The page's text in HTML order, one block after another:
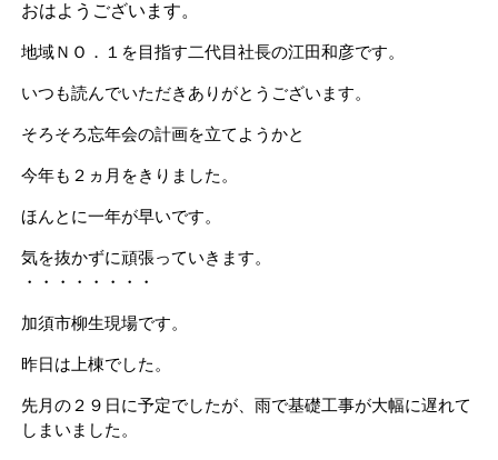
おはようございます。
地域ＮＯ．１を目指す二代目社長の江田和彦です。
いつも読んでいただきありがとうございます。
そろそろ忘年会の計画を立てようかと
今年も２ヵ月をきりました。
ほんとに一年が早いです。
気を抜かずに頑張っていきます。
・・・・・・・・
加須市柳生現場です。
昨日は上棟でした。
先月の２９日に予定でしたが、雨で基礎工事が大幅に遅れて
しまいました。